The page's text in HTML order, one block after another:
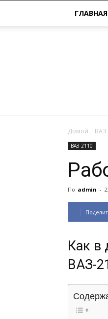
ГЛАВНАЯ
Домой ВАЗ
ВАЗ 2110
По admin -
Как в
ВАЗ-